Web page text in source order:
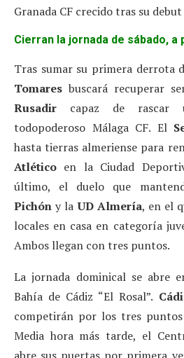
Granada CF crecido tras su
Cierran la jornada de sábado, a
Tras sumar su primera derrota
Tomares buscará recuperar
Rusadir capaz de
todopoderoso Málaga CF. El
hasta tierras almeriense para
Atlético en la Ciudad
último, el duelo que
Pichón y laUD Almería, en el
locales en casa en categoría
Ambos llegan con tres puntos.
La jornada dominical se abre
Bahía de Cádiz “El Rosal”.
competirán por los tres
Media hora más tarde, el